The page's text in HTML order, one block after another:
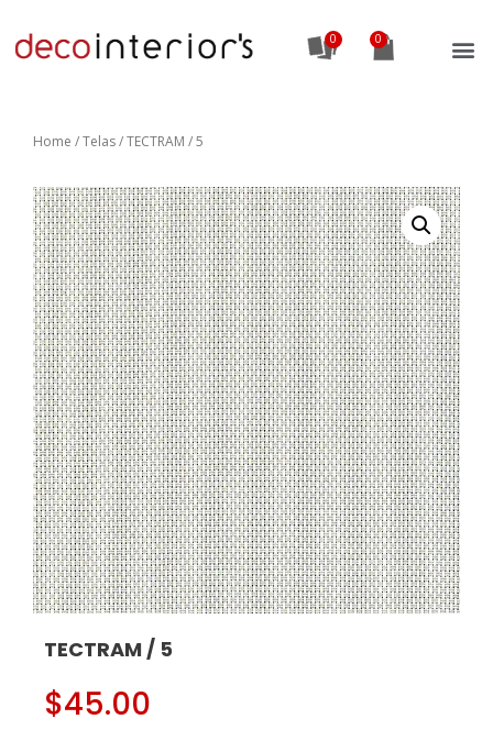
0
Home /Telas/ TECTRAM / 5
TECTRAM / 5
$45.00